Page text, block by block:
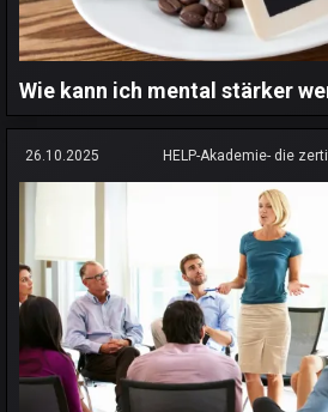
Wie kann ich mental stärker
26.10.2025 HELP-Akademie- die